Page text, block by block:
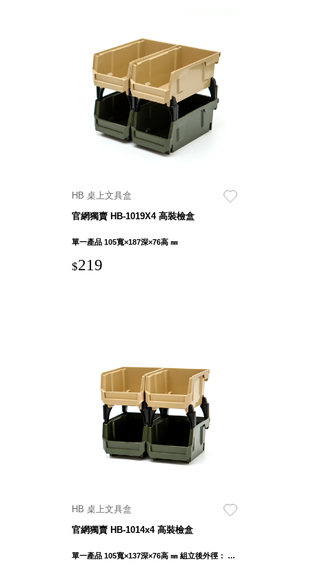
HB 桌上文具盒
官網獨賣 HB-1019X4 高裝檢盒
單一產品 105寬×187深×76高 ㎜
$219
HB 桌上文具盒
官網獨賣 HB-1014x4 高裝檢盒
單一產品 105寬×137深×76高 ㎜ 組立後外徑： 107寬×137深×283.5高 ㎜